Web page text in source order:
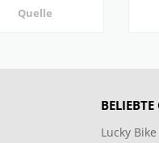
Quelle
BELIEBTE
Lucky Bike